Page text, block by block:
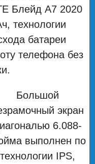
Блейд А7 2020
технологии
батареи
телефона без
Большой
экран
6.088-
выполнен по
технологии IPS,